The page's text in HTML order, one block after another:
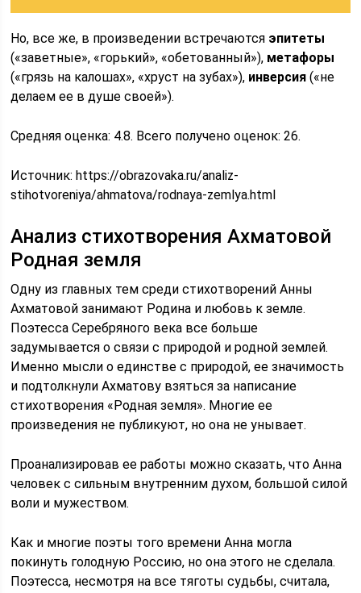
Но, все же, в произведении встречаются эпитеты
(«заветные», «горький», «обетованный»), метафоры
(«грязь на калошах», «хруст на зубах»), инверсия («не
делаем ее в душе своей»).
Средняя оценка: 4.8. Всего получено оценок: 26.
Источник:https://obrazovaka.ru/analiz-
stihotvoreniya/ahmatova/rodnaya-zemlya.html
Анализ стихотворения Ахматовой
Родная земля
Одну из главных тем среди стихотворений Анны
Ахматовой занимают Родина и любовь к земле.
Поэтесса Серебряного века все больше
задумывается о связи с природой и родной землей.
Именно мысли о единстве с природой, ее значимость
и подтолкнули Ахматову взяться за написание
стихотворения «Родная земля». Многие ее
произведения не публикуют, но она не унывает.
Проанализировав ее работы можно сказать, что Анна
человек с сильным внутренним духом, большой силой
воли и мужеством.
Как и многие поэты того времени Анна могла
покинуть голодную Россию, но она этого не сделала.
Поэтесса, несмотря на все тяготы судьбы, считала,